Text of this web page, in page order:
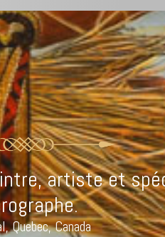
artiste et
Quebec, Canada